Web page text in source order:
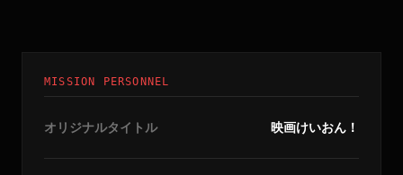
MISSION PERSONNEL
オリジナルタイトル 映画けいおん！